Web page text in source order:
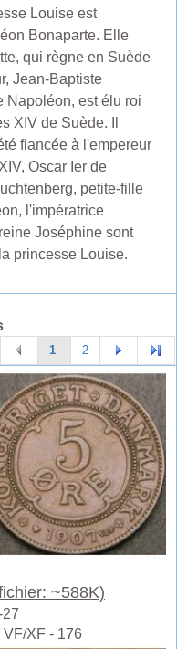
Louise est
Bonaparte. Elle
qui règne en Suède
Jean-Baptiste
Napoléon, est élu roi
XIV de Suède. Il
fiancée à l'empereur
Oscar Ier de
petite-fille
l'impératrice
Joséphine sont
princesse Louise.
1 2
~588K)
VF/XF - 176